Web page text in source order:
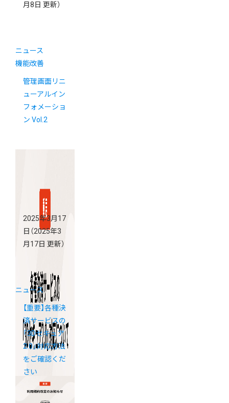
月8日 更新）
ニュース
機能改善
管理画面リニ
ューアルイン
フォメーショ
ン Vol.2
2025年3月17
日 （2025年3
月17日 更新）
ニュース
【重要】各種決
済サービスの
「3Dセキュア
2.0」対応方法
をご確認くだ
さい